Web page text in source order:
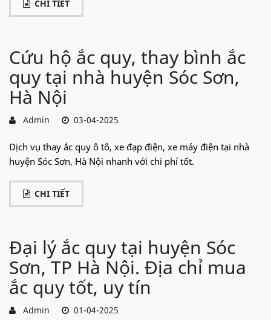
CHI TIẾT
Cứu hộ ắc quy, thay bình ắc
quy tại nhà huyện Sóc Sơn,
Hà Nội
Admin 03-04-2025
Dịch vụ thay ắc quy ô tô, xe đạp điện, xe máy điện tại nhà
huyện Sóc Sơn, Hà Nội nhanh với chi phí tốt.
CHI TIẾT
Đại lý ắc quy tại huyện Sóc
Sơn, TP Hà Nội. Địa chỉ mua
ắc quy tốt, uy tín
Admin 01-04-2025